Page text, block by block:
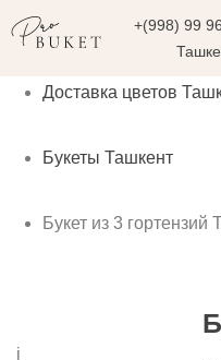
+(998) 99
Доставка цветов
Букеты Ташкент
Букет из 3 гортензий
i